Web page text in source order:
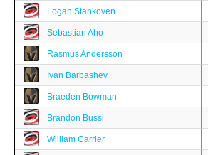
Logan Stankoven
Sebastian Aho
Rasmus Andersson
Ivan Barbashev
Braeden Bowman
Brandon Bussi
William Carrier